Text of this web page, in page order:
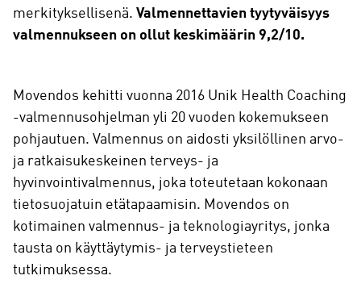
merkityksellisenä. Valmennettavien tyytyväisyys
valmennukseen on ollut keskimäärin 9,2/10.
Movendos kehitti vuonna 2016 Unik Health Coaching
-valmennusohjelman yli 20 vuoden kokemukseen
pohjautuen. Valmennus on aidosti yksilöllinen arvo-
ja ratkaisukeskeinen terveys- ja
hyvinvointivalmennus, joka toteutetaan kokonaan
tietosuojatuin etätapaamisin. Movendos on
kotimainen valmennus- ja teknologiayritys, jonka
tausta on käyttäytymis- ja terveystieteen
tutkimuksessa.